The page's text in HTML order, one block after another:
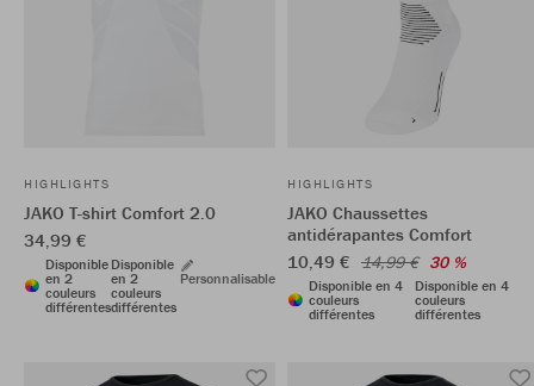
HIGHLIGHTS
JAKO T-shirt Comfort 2.0
34,99 €
Disponible
en 2
couleurs
différentes
Disponible
en 2
couleurs
différentes
Personnalisable
HIGHLIGHTS
JAKO Chaussettes
antidérapantes Comfort
10,49 € 14,99 € 30 %
Disponible en 4
couleurs
différentes
Disponible en 4
couleurs
différentes